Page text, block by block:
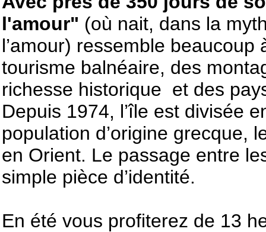
l'amour" (où nait, dans la
l’amour) ressemble
tourisme balnéaire, des
richesse historique et des
Depuis 1974, l’île est divisée
population d’origine grecque,
en Orient. Le passage entre
simple pièce d’identité.
En été vous profiterez de 13